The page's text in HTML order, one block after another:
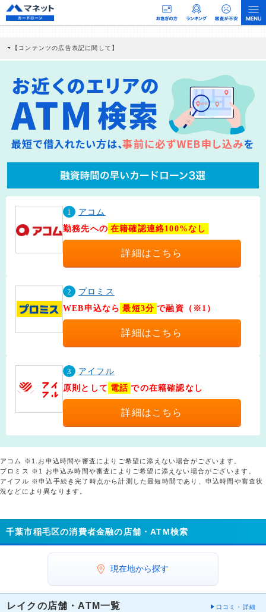
【コンテンツの広告表記に関して】
社に対して企業から紹介報酬が支払われるという収益モデルです。 ただし、特定の
商品を根拠なくPRするものではなく、当編集部の調査／ユーザーへの口コミ収集な
どに基づき、公平性を担保した情報提供を行っています。
>提携企業一覧
1
アコム
勤務先への 在籍確認連絡100%なし
詳細はこちら
2
プロミス
WEB申込なら 最短3分 で融資（※1）
詳細はこちら
3
アイフル
原則として 電話 での在籍確認なし
詳細はこちら
アコム ※1.お申込時間や審査によりご希望に添えない場合がございます。
プロミス ※1 お申込み時間や審査によりご希望に添えない場合がございます。
アイフル ※申込手続き完了時点から計測した最短時間であり、申込時間や審査状
況などにより異なります。
千葉市稲毛区の消費者金融の店舗・ATM検索
現在地から探す
レイクの店舗・ATM一覧 口コミ・詳細